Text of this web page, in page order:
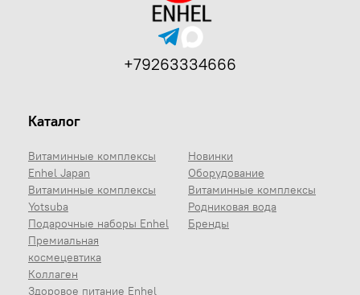
Каталог
Витаминные комплексы
Enhel Japan
Витаминные комплексы
Yotsuba
Подарочные наборы Enhel
Премиальная
космецевтика
Коллаген
Здоровое питание Enhel
Новинки
Оборудование
Витаминные комплексы
Родниковая вода
Бренды
+79263334666